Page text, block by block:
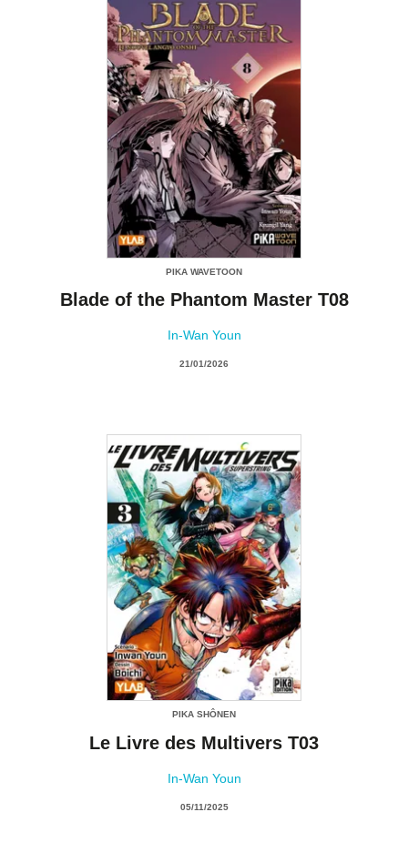
PIKA WAVETOON
Blade of the Phantom Master T08
In-Wan Youn
21/01/2026
PIKA SHÔNEN
Le Livre des Multivers T03
In-Wan Youn
05/11/2025